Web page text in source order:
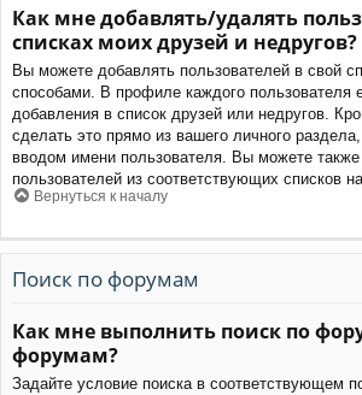
Как мне добавлять/удалять
списках моих друзей и недругов?
Вы можете добавлять пользователей в свой
способами. В профиле каждого пользователя
добавления в список друзей или недругов.
сделать это прямо из вашего личного
вводом имени пользователя. Вы можете
пользователей из соответствующих списков
Вернуться к началу
Поиск по форумам
Как мне выполнить поиск по
форумам?
Задайте условие поиска в соответствующем